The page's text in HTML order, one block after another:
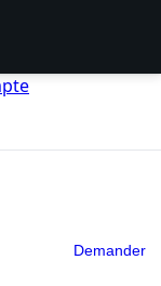
Demander